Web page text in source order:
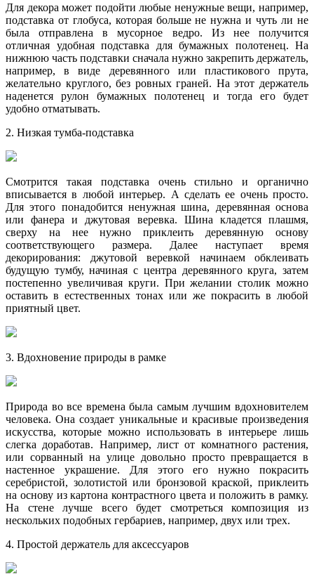
Для декора может подойти любые ненужные вещи, например,
подставка от глобуса, которая больше не нужна и чуть ли не
была отправлена в мусорное ведро. Из нее получится
отличная удобная подставка для бумажных полотенец. На
нижнюю часть подставки сначала нужно закрепить держатель,
например, в виде деревянного или пластикового прута,
желательно круглого, без ровных граней. На этот держатель
наденется рулон бумажных полотенец и тогда его будет
удобно отматывать.
2. Низкая тумба-подставка
Смотрится такая подставка очень стильно и органично
вписывается в любой интерьер. А сделать ее очень просто.
Для этого понадобится ненужная шина, деревянная основа
или фанера и джутовая веревка. Шина кладется плашмя,
сверху на нее нужно приклеить деревянную основу
соответствующего размера. Далее наступает время
декорирования: джутовой веревкой начинаем обклеивать
будущую тумбу, начиная с центра деревянного круга, затем
постепенно увеличивая круги. При желании столик можно
оставить в естественных тонах или же покрасить в любой
приятный цвет.
3. Вдохновение природы в рамке
Природа во все времена была самым лучшим вдохновителем
человека. Она создает уникальные и красивые произведения
искусства, которые можно использовать в интерьере лишь
слегка доработав. Например, лист от комнатного растения,
или сорванный на улице довольно просто превращается в
настенное украшение. Для этого его нужно покрасить
серебристой, золотистой или бронзовой краской, приклеить
на основу из картона контрастного цвета и положить в рамку.
На стене лучше всего будет смотреться композиция из
нескольких подобных гербариев, например, двух или трех.
4. Простой держатель для аксессуаров